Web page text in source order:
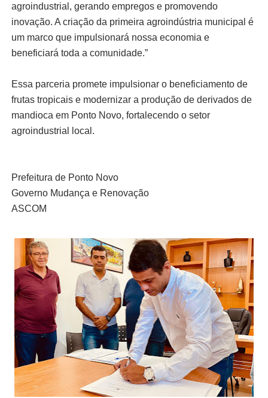
agroindustrial, gerando empregos e promovendo
inovação. A criação da primeira agroindústria municipal é
um marco que impulsionará nossa economia e
beneficiará toda a comunidade.”
Essa parceria promete impulsionar o beneficiamento de
frutas tropicais e modernizar a produção de derivados de
mandioca em Ponto Novo, fortalecendo o setor
agroindustrial local.
Prefeitura de Ponto Novo
Governo Mudança e Renovação
ASCOM